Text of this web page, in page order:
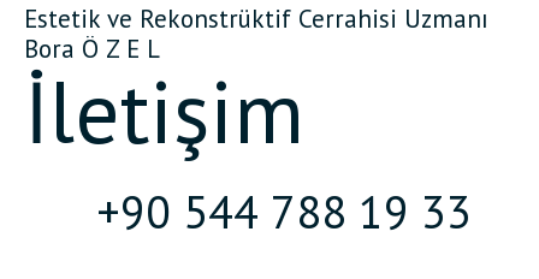
Estetik ve Rekonstrüktif Cerrahisi Uzmanı
Bora Ö Z E L
İletişim
+90 544 788 19 33